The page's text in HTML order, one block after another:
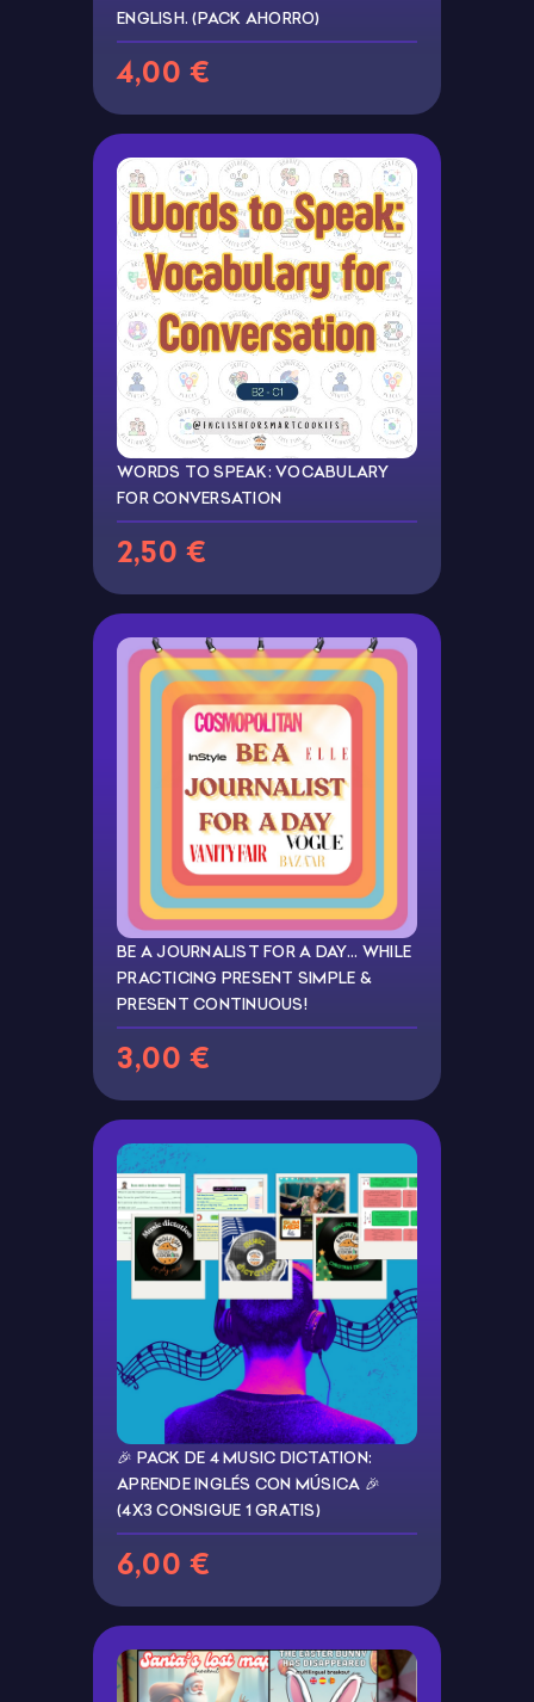
ENGLISH. (PACK AHORRO)
4,00 €
WORDS TO SPEAK: VOCABULARY
FOR CONVERSATION
2,50 €
BE A JOURNALIST FOR A DAY… WHILE
PRACTICING PRESENT SIMPLE &
PRESENT CONTINUOUS!
3,00 €
🎉 PACK DE 4 MUSIC DICTATION:
APRENDE INGLÉS CON MÚSICA 🎉
(4X3 CONSIGUE 1 GRATIS)
6,00 €